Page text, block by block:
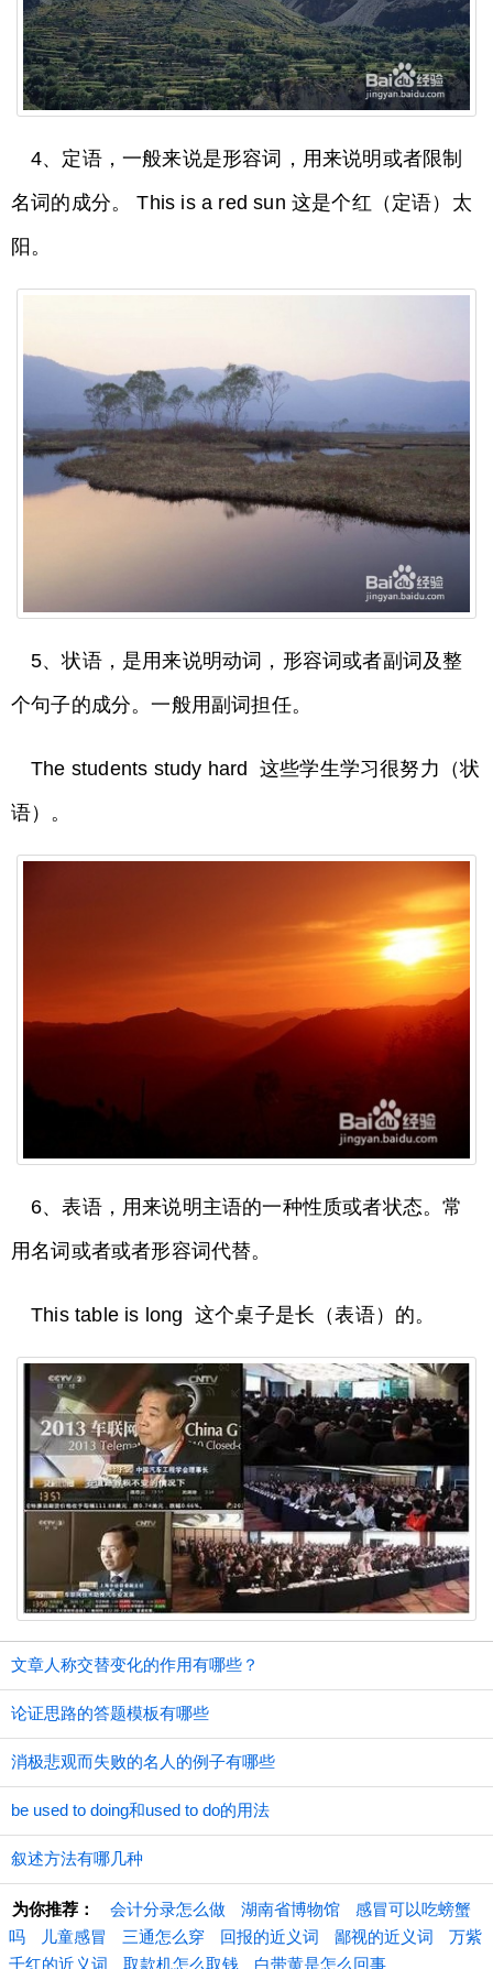
4、定语，一般来说是形容词，用来说明或者限制
名词的成分。 This is a red sun 这是个红（定语）太
阳。
5、状语，是用来说明动词，形容词或者副词及整
个句子的成分。一般用副词担任。
The students study hard 这些学生学习很努力（状
语）。
6、表语，用来说明主语的一种性质或者状态。常
用名词或者或者形容词代替。
This table is long 这个桌子是长（表语）的。
文章人称交替变化的作用有哪些？
论证思路的答题模板有哪些
消极悲观而失败的名人的例子有哪些
be used to doing和used to do的用法
叙述方法有哪几种
为你推荐： 会计分录怎么做 湖南省博物馆
感冒可以吃螃蟹
吗
儿童感冒 三通怎么穿 回报的近义词 鄙视的近义词
万紫
千红的近义词
取款机怎么取钱 白带黄是怎么回事